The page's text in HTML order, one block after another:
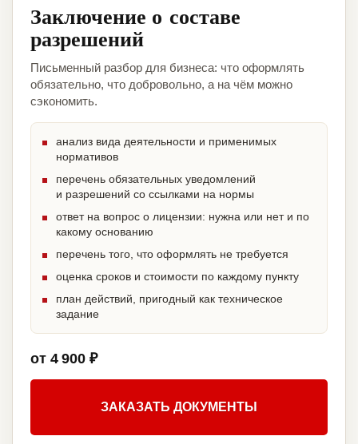
Заключение о составе
разрешений
Письменный разбор для бизнеса: что оформлять
обязательно, что добровольно, а на чём можно
сэкономить.
анализ вида деятельности и применимых
нормативов
перечень обязательных уведомлений
и разрешений со ссылками на нормы
ответ на вопрос о лицензии: нужна или нет и по
какому основанию
перечень того, что оформлять не требуется
оценка сроков и стоимости по каждому пункту
план действий, пригодный как техническое
задание
от 4 900 ₽
ЗАКАЗАТЬ ДОКУМЕНТЫ